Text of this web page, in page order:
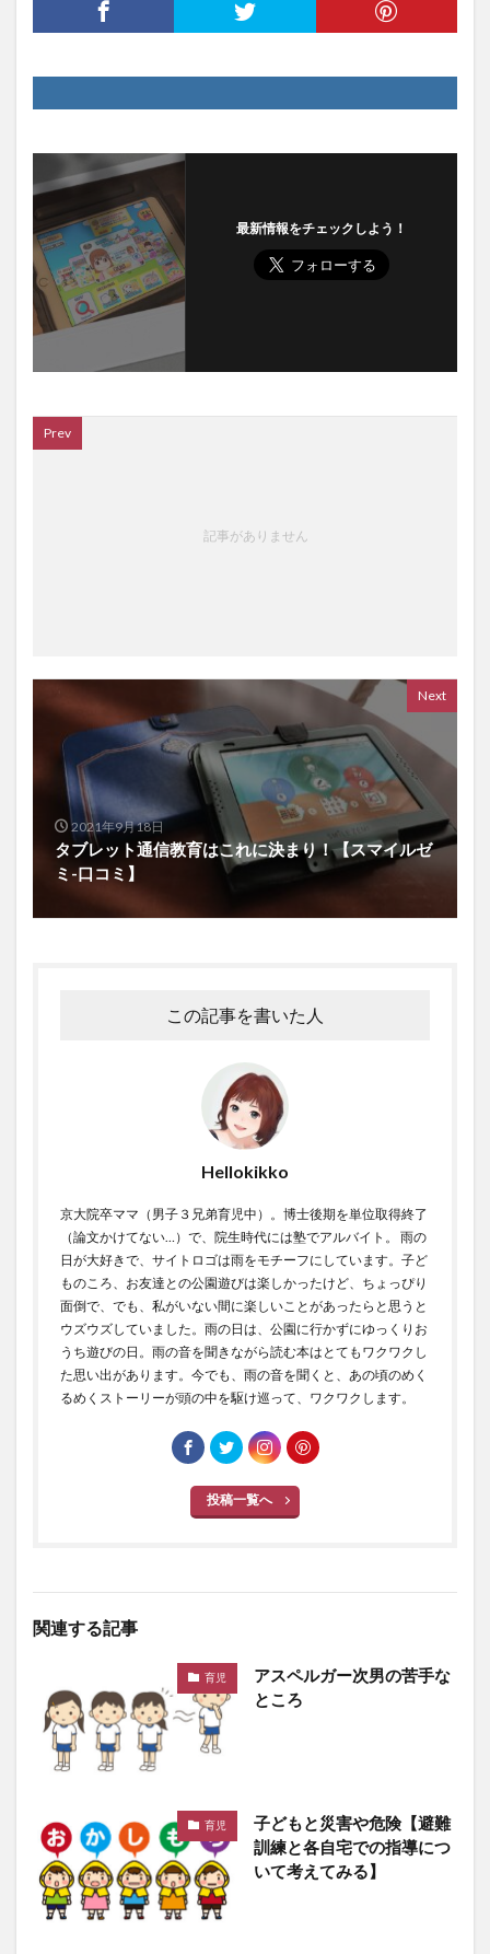
最新情報をチェックしよう！
Prev
記事がありません
Next
2021年9月18日
タブレット通信教育はこれに決まり！【スマイルゼ
ミ-口コミ】
この記事を書いた人
Hellokikko
京大院卒ママ（男子３兄弟育児中）。博士後期を単位取得終了
（論文かけてない…）で、院生時代には塾でアルバイト。 雨の
日が大好きで、サイトロゴは雨をモチーフにしています。子ど
ものころ、お友達との公園遊びは楽しかったけど、ちょっぴり
面倒で、でも、私がいない間に楽しいことがあったらと思うと
ウズウズしていました。雨の日は、公園に行かずにゆっくりお
うち遊びの日。雨の音を聞きながら読む本はとてもワクワクし
た思い出があります。今でも、雨の音を聞くと、あの頃のめく
るめくストーリーが頭の中を駆け巡って、ワクワクします。
投稿一覧へ
関連する記事
育児
アスペルガー次男の苦手な
ところ
育児
子どもと災害や危険【避難
訓練と各自宅での指導につ
いて考えてみる】